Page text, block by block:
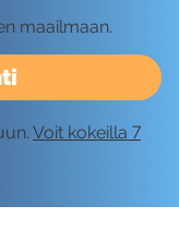
maailmaan.
Voit kokeilla 7